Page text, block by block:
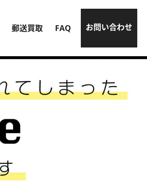
郵送買取 FAQ お問い合わせ